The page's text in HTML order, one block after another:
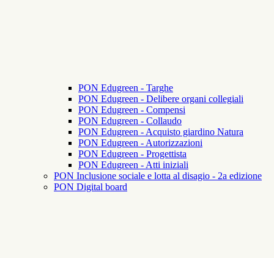
PON Edugreen - Targhe
PON Edugreen - Delibere organi collegiali
PON Edugreen - Compensi
PON Edugreen - Collaudo
PON Edugreen - Acquisto giardino Natura
PON Edugreen - Autorizzazioni
PON Edugreen - Progettista
PON Edugreen - Atti iniziali
PON Inclusione sociale e lotta al disagio - 2a edizione
PON Digital board